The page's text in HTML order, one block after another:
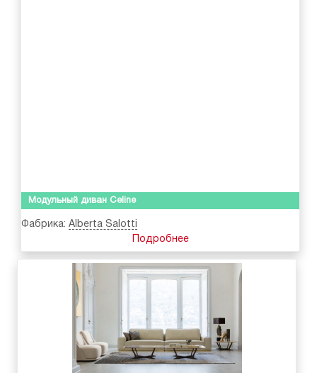
Модульный диван Celine
Фабрика: Alberta Salotti
Подробнее